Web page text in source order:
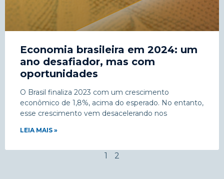
Economia brasileira em 2024: um
ano desafiador, mas com
oportunidades
O Brasil finaliza 2023 com um crescimento
econômico de 1,8%, acima do esperado. No entanto,
esse crescimento vem desacelerando nos
LEIA MAIS »
1 2